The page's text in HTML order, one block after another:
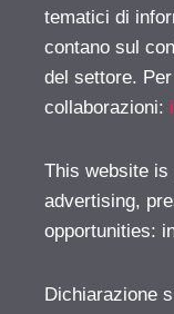
tematici di
contano sul
del settore.
collaborazioni:
This website
advertising,
opportunities:
Dichiarazione